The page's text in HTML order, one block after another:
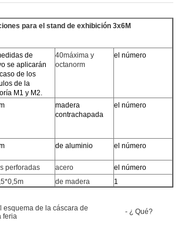
para el stand de exhibición 3x6M
de
se aplicarán
de los
de la
M1 y M2.
40máxima y
octanorm
el número
madera
contrachapada
el número
de aluminio el número
perforadas acero
el número
de madera 1
- ¿ Qué?